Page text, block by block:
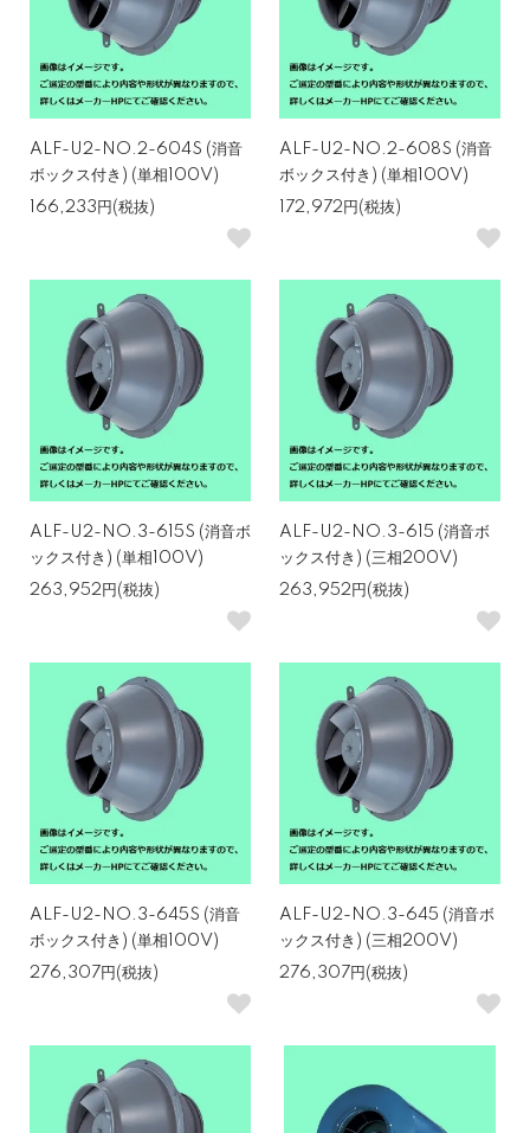
ALF-U2-NO.2-604S (消音
ボックス付き) (単相100V)
166,233円(税抜)
ALF-U2-NO.2-608S (消音
ボックス付き) (単相100V)
172,972円(税抜)
ALF-U2-NO.3-615S (消音ボ
ックス付き) (単相100V)
263,952円(税抜)
ALF-U2-NO.3-615 (消音ボ
ックス付き) (三相200V)
263,952円(税抜)
ALF-U2-NO.3-645S (消音
ボックス付き) (単相100V)
276,307円(税抜)
ALF-U2-NO.3-645 (消音ボ
ックス付き) (三相200V)
276,307円(税抜)